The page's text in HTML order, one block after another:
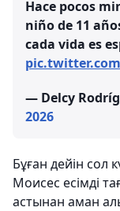
Hace pocos
niño de 11
cada vida es
— Delcy
2026
Бұған дейін сол
Моисес есімді
астынан аман